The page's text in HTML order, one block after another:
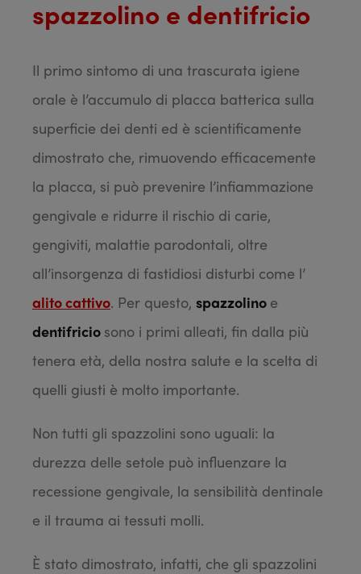
spazzolino e dentifricio
Il primo sintomo di una trascurata igiene
orale è l’accumulo di placca batterica sulla
superficie dei denti ed è scientificamente
dimostrato che, rimuovendo efficacemente
la placca, si può prevenire l’infiammazione
gengivale e ridurre il rischio di carie,
gengiviti, malattie parodontali, oltre
all’insorgenza di fastidiosi disturbi come l’
alito cattivo. Per questo, spazzolino e
dentifricio sono i primi alleati, fin dalla più
tenera età, della nostra salute e la scelta di
quelli giusti è molto importante.
Non tutti gli spazzolini sono uguali: la
durezza delle setole può influenzare la
recessione gengivale, la sensibilità dentinale
e il trauma ai tessuti molli.
È stato dimostrato, infatti, che gli spazzolini